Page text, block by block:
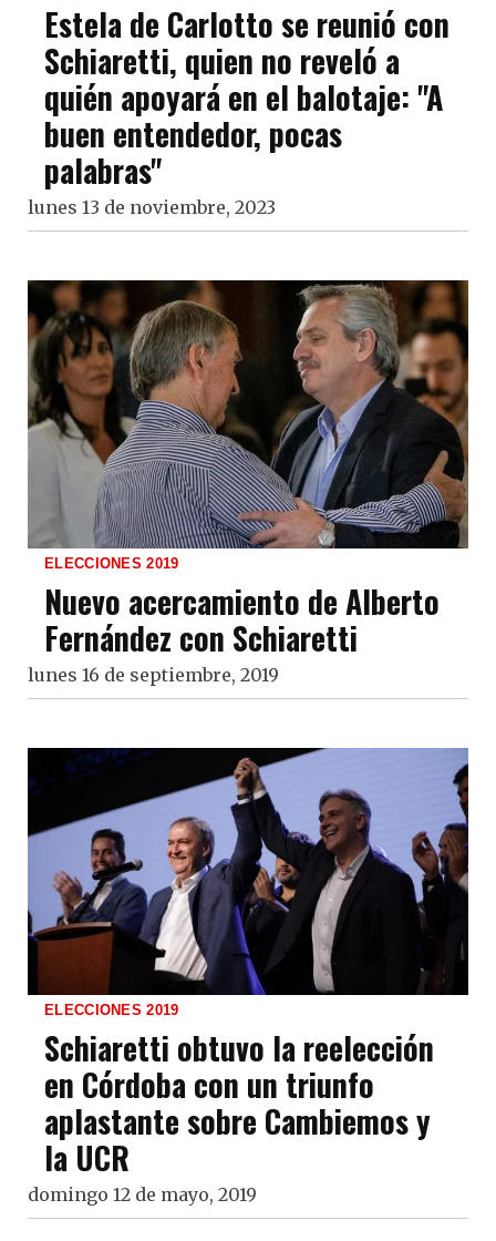
Estela de Carlotto se reunió con
Schiaretti, quien no reveló a
quién apoyará en el balotaje: "A
buen entendedor, pocas
palabras"
lunes 13 de noviembre, 2023
ELECCIONES 2019
Nuevo acercamiento de Alberto
Fernández con Schiaretti
lunes 16 de septiembre, 2019
ELECCIONES 2019
Schiaretti obtuvo la reelección
en Córdoba con un triunfo
aplastante sobre Cambiemos y
la UCR
domingo 12 de mayo, 2019